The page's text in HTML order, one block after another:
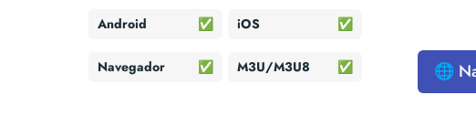
Android ✅ iOS ✅
Navegador ✅ M3U/M3U8 ✅
🌐